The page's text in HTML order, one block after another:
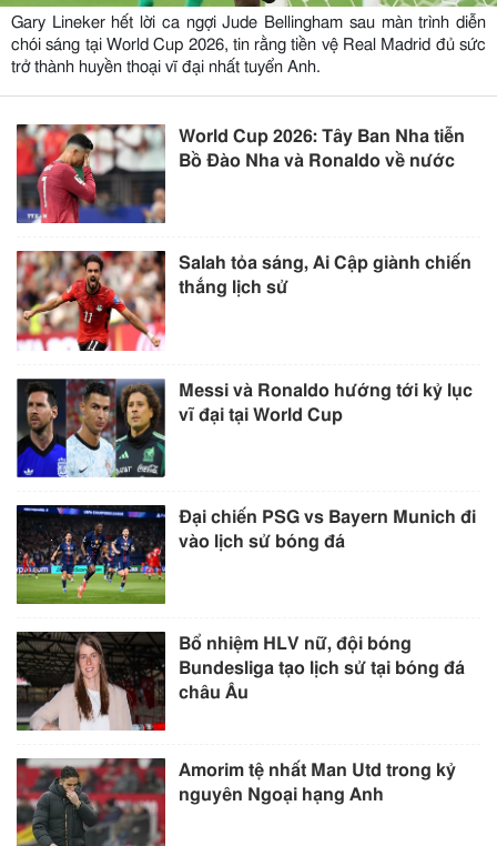
Gary Lineker hết lời ca ngợi Jude Bellingham sau màn trình diễn
chói sáng tại World Cup 2026, tin rằng tiền vệ Real Madrid đủ sức
trở thành huyền thoại vĩ đại nhất tuyển Anh.
World Cup 2026: Tây Ban Nha tiễn
Bồ Đào Nha và Ronaldo về nước
Salah tỏa sáng, Ai Cập giành chiến
thắng lịch sử
Messi và Ronaldo hướng tới kỷ lục
vĩ đại tại World Cup
Đại chiến PSG vs Bayern Munich đi
vào lịch sử bóng đá
Bổ nhiệm HLV nữ, đội bóng
Bundesliga tạo lịch sử tại bóng đá
châu Âu
Amorim tệ nhất Man Utd trong kỷ
nguyên Ngoại hạng Anh